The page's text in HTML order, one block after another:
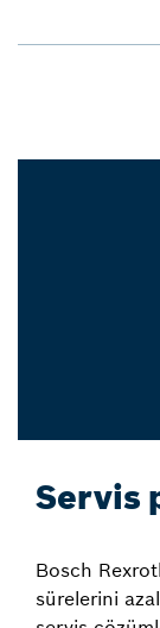
Servis
Bosch
sürelerini